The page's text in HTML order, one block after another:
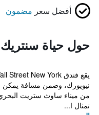
أفضل سعر مضمون
حول حياة
نيويورك، وضمن مسافة يمكن
من ميناء ساوث ستريت البحري
تمثال ا...